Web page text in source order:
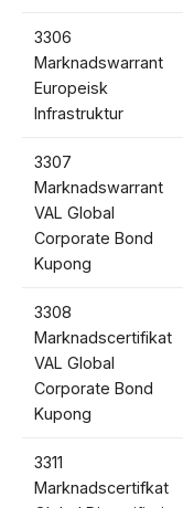
3306
Marknadswarrant
Europeisk
Infrastruktur
3307
Marknadswarrant
VAL Global
Corporate Bond
Kupong
3308
Marknadscertifikat
VAL Global
Corporate Bond
Kupong
3311
Marknadscertifkat